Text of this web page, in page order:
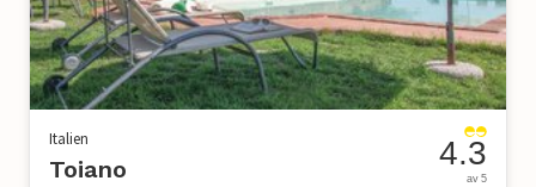
Italien
Toiano 4.3
av 5